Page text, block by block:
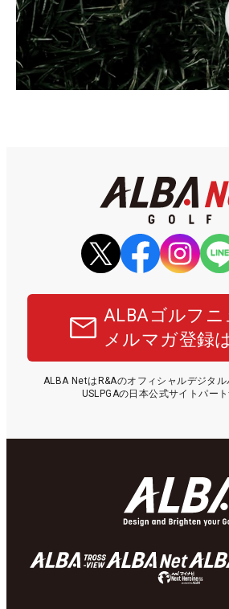
ALBAゴルフニ
メルマガ登録
ALBA NetはR&Aのオフィシャルデジタ
USLPGAの日本公式サイトパート